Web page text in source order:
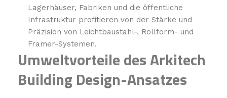
Lagerhäuser, Fabriken und die öffentliche
Infrastruktur profitieren von der Stärke und
Präzision von Leichtbaustahl-, Rollform- und
Framer-Systemen.
Umweltvorteile des Arkitech
Building Design-Ansatzes